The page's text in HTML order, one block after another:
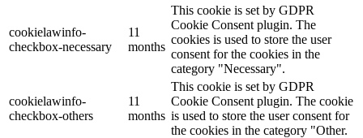
cookielawinfo-
checkbox-necessary
11
months
This cookie is set by GDPR
Cookie Consent plugin. The
cookies is used to store the user
consent for the cookies in the
category "Necessary".
cookielawinfo-
checkbox-others
11
months
This cookie is set by GDPR
Cookie Consent plugin. The cookie
is used to store the user consent for
the cookies in the category "Other.